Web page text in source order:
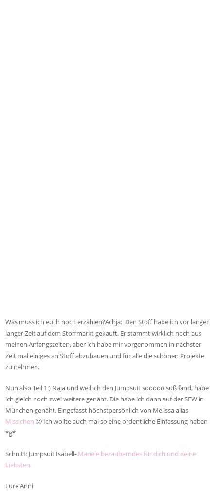
Was muss ich euch noch erzählen?Achja: Den Stoff habe ich vor langer
langer Zeit auf dem Stoffmarkt gekauft. Er stammt wirklich noch aus
meinen Anfangszeiten, aber ich habe mir vorgenommen in nächster
Zeit mal einiges an Stoff abzubauen und für alle die schönen Projekte
zu nehmen.
Nun also Teil 1:) Naja und weil ich den Jumpsuit sooooo süß fand, habe
ich gleich noch zwei weitere genäht. Die habe ich dann auf der SEW in
München genäht. Eingefasst höchstpersönlich von Melissa alias
Missichen 🙂 Ich wollte auch mal so eine ordentliche Einfassung haben
*g*
Schnitt: Jumpsuit Isabell- Mariele bezauberndes für dich und deine
Liebsten.
Eure Anni